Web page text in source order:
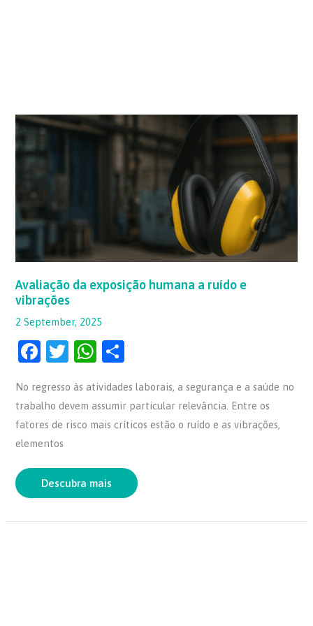
Avaliação da exposição humana a ruído e
vibrações
2 September, 2025
F
c
e
b
o
o
T
itt
er
W
at
s
p
p
ar
e
No regresso às atividades laborais, a segurança e a saúde no
trabalho devem assumir particular relevância. Entre os
fatores de risco mais críticos estão o ruído e as vibrações,
elementos
Avaliação
da
humana
a
Descubra mais